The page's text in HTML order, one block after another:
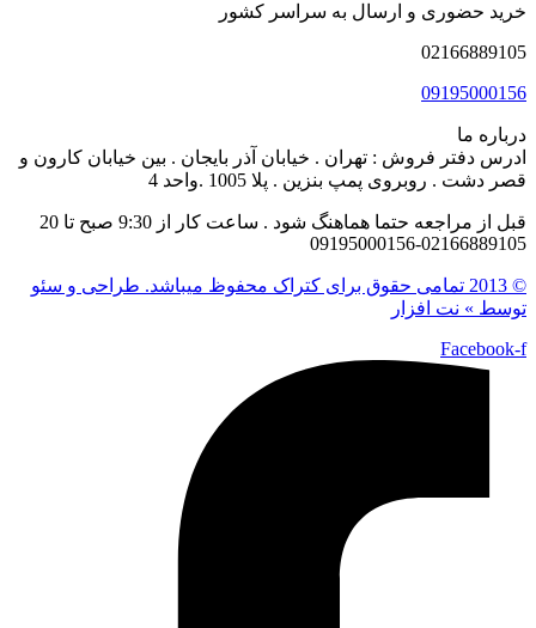
خرید حضوری و ارسال به سراسر کشور
02166889105
09195000156
درباره ما
ادرس دفتر فروش : تهران . خیابان آذر بایجان . بین خیابان کارون و
قصر دشت . روبروی پمپ بنزین . پلا 1005 .واحد 4
قبل از مراجعه حتما هماهنگ شود . ساعت کار از 9:30 صبح تا 20
02166889105-09195000156
© 2013 تمامی حقوق برای کتراک محفوظ میباشد. طراحی و سئو
توسط » نت افزار
Facebook-f